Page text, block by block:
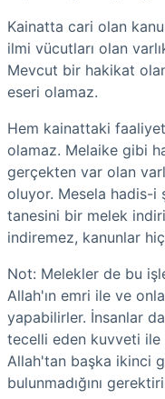
Kainatta cari olan
ilmi vücutları olan
Mevcut bir hakikat
eseri olamaz.
Hem kainattaki
olamaz. Melaike gibi
gerçekten var olan
oluyor. Mesela hadis-
tanesini bir melek
indiremez, kanunlar
Not: Melekler de bu
Allah'ın emri ile ve
yapabilirler. İnsanlar
tecelli eden kuvveti ile
Allah'tan başka ikinci
bulunmadığını